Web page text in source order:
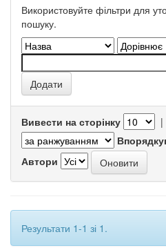
Використовуйте фільтри для
пошуку.
Вивести на сторінку |
Автори
Результати 1-1 зі 1.